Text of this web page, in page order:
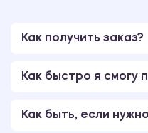
Как получить заказ?
Как быстро я смогу
Как быть, если